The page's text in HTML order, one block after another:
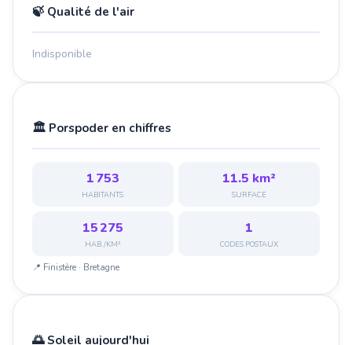
🍃 Qualité de l'air
Indisponible
🏛️ Porspoder en chiffres
1 753
HABITANTS
11.5 km²
SURFACE
15 275
HAB./KM²
1
CODES POSTAUX
📍 Finistère · Bretagne
🌅 Soleil aujourd'hui